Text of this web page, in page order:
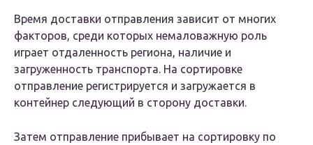
Время доставки отправления зависит от многих
факторов, среди которых немаловажную роль
играет отдаленность региона, наличие и
загруженность транспорта. На сортировке
отправление регистрируется и загружается в
контейнер следующий в сторону доставки.
Затем отправление прибывает на сортировку по